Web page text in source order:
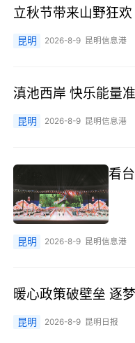
立秋节带来山野狂欢
昆明 2026-8-9 昆明信息港
滇池西岸 快乐能量
昆明 2026-8-9 昆明信息港
看
昆明 2026-8-9 昆明信息港
暖心政策破壁垒 逐
昆明 2026-8-9 昆明日报